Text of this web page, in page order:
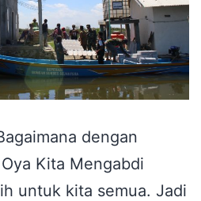
dengan
Kita Mengabdi
untuk kita semua. Jadi